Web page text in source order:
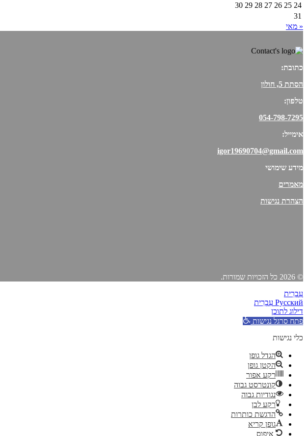
24
25
26
27
28
29
30
31
« מאי
כתובת:
הסתת 5, חולון
טלפון:
054-798-7295
אימייל:
igor19690704@gmail.com
מידע שימושי
מאמרים
הצהרת נגישות
© 2026 כל הזכויות שמורות.
עִבְרִית
Русский עִבְרִית
דילוג לתוכן
פתח סרגל נגישות
כלי נגישות
הגדל גופן
הקטן גופן
רקע אפור
קונטרסט גבוה
נגודיות גבוה
רקע לבן
הדגשת כותרות
גופן קריא
איפוס